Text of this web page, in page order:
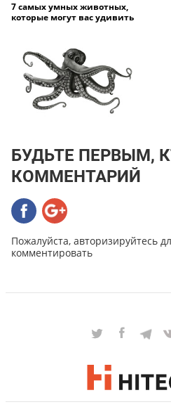
7 самых умных животных,
которые могут вас удивить
БУДЬТЕ ПЕРВЫМ,
КОММЕНТАРИЙ
Пожалуйста, авторизируйтесь
комментировать